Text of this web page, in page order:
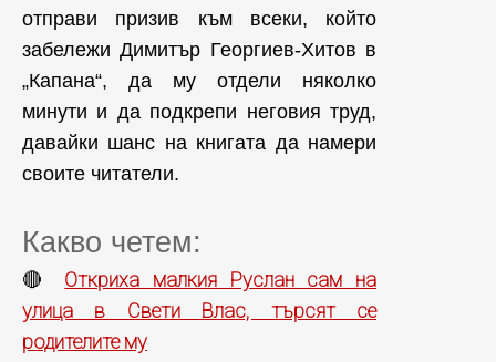
отправи призив към всеки, който
забележи Димитър Георгиев-Хитов в
„Капана“, да му отдели няколко
минути и да подкрепи неговия труд,
давайки шанс на книгата да намери
своите читатели.
Какво четем:
🔴 Откриха малкия Руслан сам на
улица в Свети Влас, търсят се
родителите му